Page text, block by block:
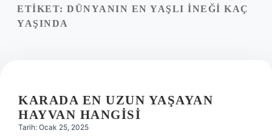
Yasal Uyarı
ETIKET: DÜNYANIN EN YAŞLI INEĞI KAÇ
YAŞINDA
KARADA EN UZUN YAŞAYAN
HAYVAN HANGISI
Tarih: Ocak 25, 2025